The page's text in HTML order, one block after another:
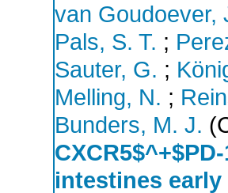
van Goudoever,
Pals, S. T. ;
Sauter, G. ;
Melling, N. ;
Bunders, M. J.
intestines